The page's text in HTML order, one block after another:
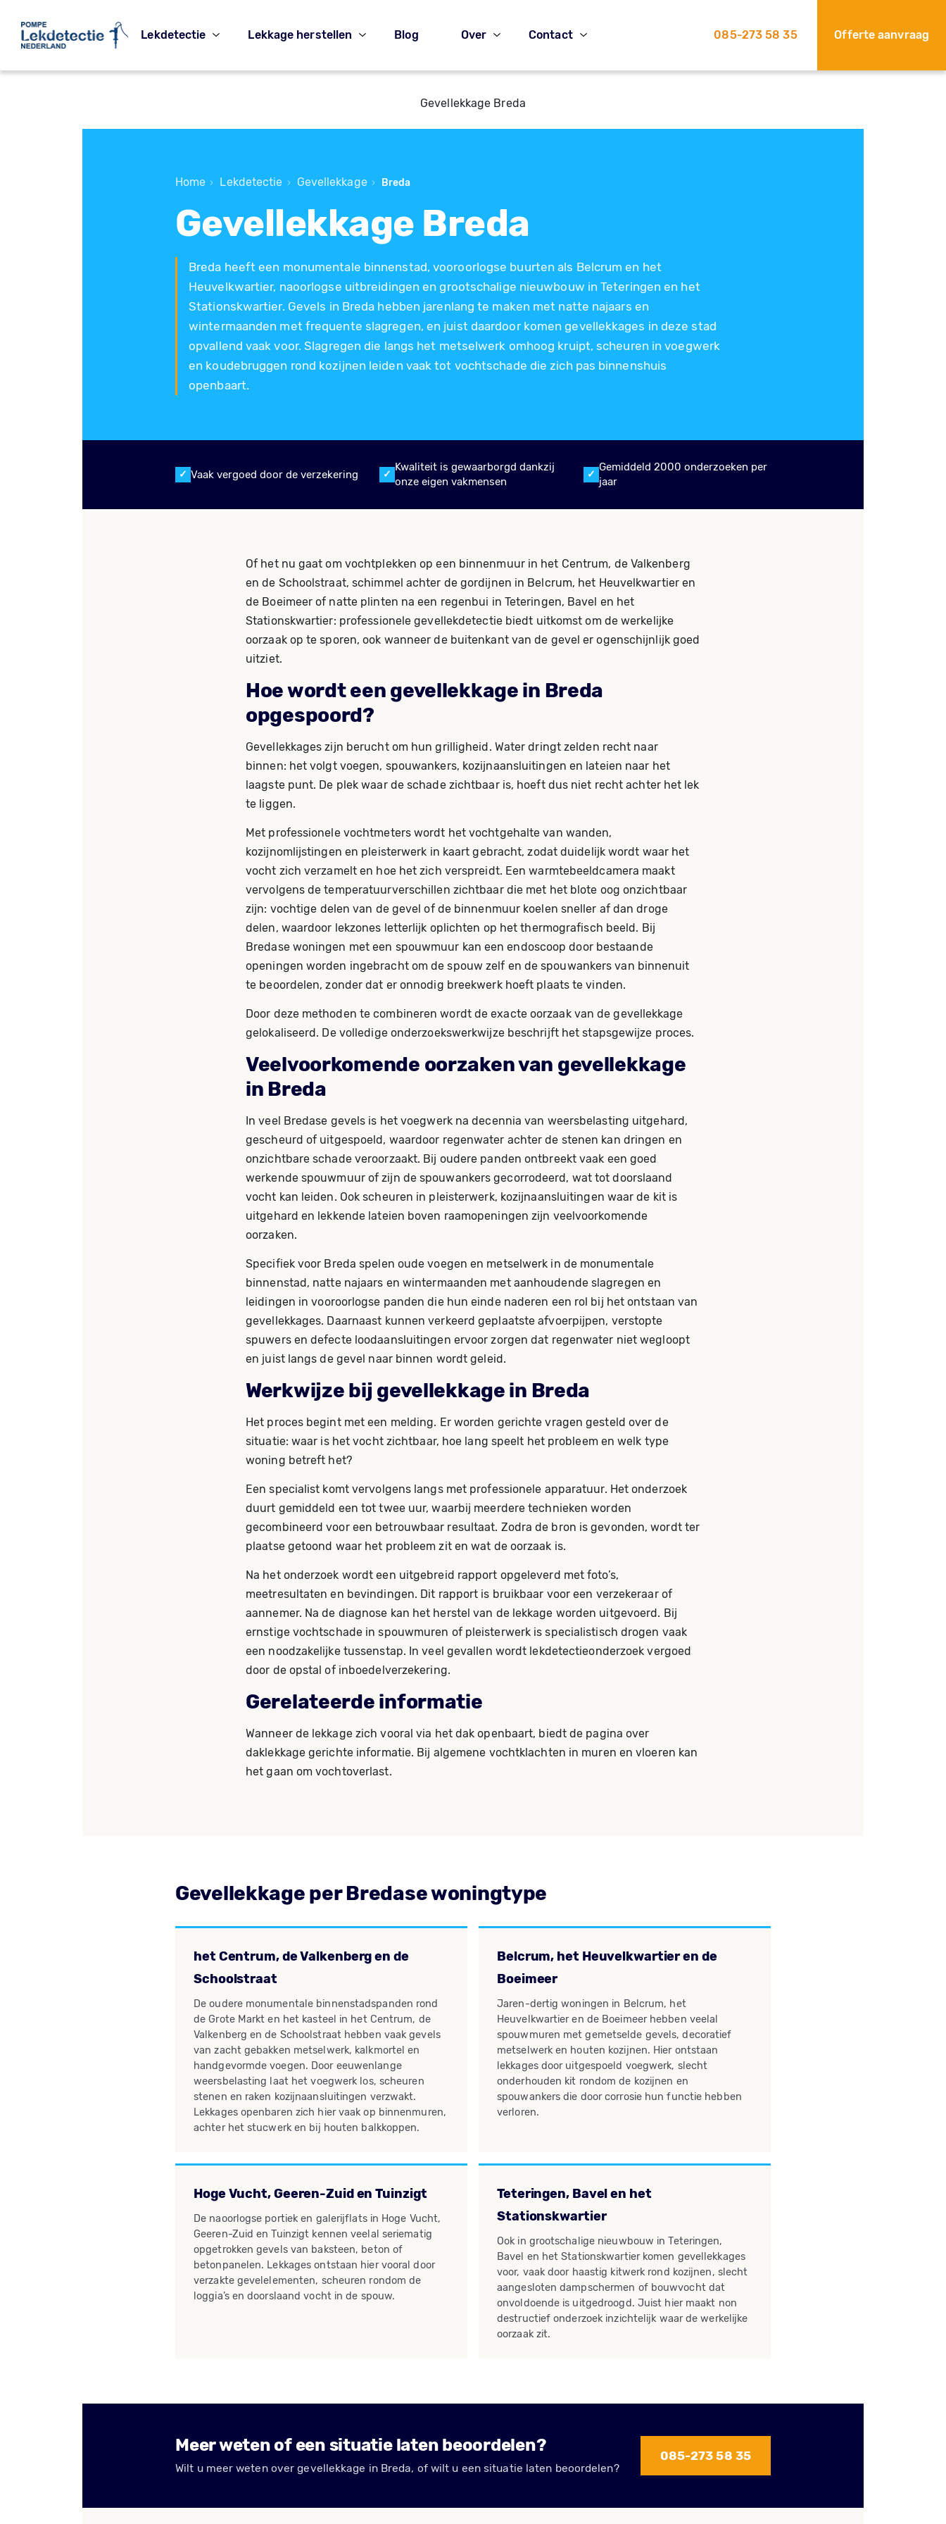
Lekdetectie Lekkage herstellen Blog Over Contact 085-273 58 35 Offerte aanvraag
Gevellekkage Breda
Home › Lekdetectie › Gevellekkage › Breda
Gevellekkage Breda
Breda heeft een monumentale binnenstad, vooroorlogse buurten als Belcrum en het
Heuvelkwartier, naoorlogse uitbreidingen en grootschalige nieuwbouw in Teteringen en het
Stationskwartier. Gevels in Breda hebben jarenlang te maken met natte najaars en
wintermaanden met frequente slagregen, en juist daardoor komen gevellekkages in deze stad
opvallend vaak voor. Slagregen die langs het metselwerk omhoog kruipt, scheuren in voegwerk
en koudebruggen rond kozijnen leiden vaak tot vochtschade die zich pas binnenshuis
openbaart.
Vaak vergoed door de verzekering
Kwaliteit is gewaarborgd dankzij
onze eigen vakmensen
Gemiddeld 2000 onderzoeken per
jaar
Of het nu gaat om vochtplekken op een binnenmuur in het Centrum, de Valkenberg
en de Schoolstraat, schimmel achter de gordijnen in Belcrum, het Heuvelkwartier en
de Boeimeer of natte plinten na een regenbui in Teteringen, Bavel en het
Stationskwartier: professionele gevellekdetectie biedt uitkomst om de werkelijke
oorzaak op te sporen, ook wanneer de buitenkant van de gevel er ogenschijnlijk goed
uitziet.
Hoe wordt een gevellekkage in Breda
opgespoord?
Gevellekkages zijn berucht om hun grilligheid. Water dringt zelden recht naar
binnen: het volgt voegen, spouwankers, kozijnaansluitingen en lateien naar het
laagste punt. De plek waar de schade zichtbaar is, hoeft dus niet recht achter het lek
te liggen.
Met professionele vochtmeters wordt het vochtgehalte van wanden,
kozijnomlijstingen en pleisterwerk in kaart gebracht, zodat duidelijk wordt waar het
vocht zich verzamelt en hoe het zich verspreidt. Een warmtebeeldcamera maakt
vervolgens de temperatuurverschillen zichtbaar die met het blote oog onzichtbaar
zijn: vochtige delen van de gevel of de binnenmuur koelen sneller af dan droge
delen, waardoor lekzones letterlijk oplichten op het thermografisch beeld. Bij
Bredase woningen met een spouwmuur kan een endoscoop door bestaande
openingen worden ingebracht om de spouw zelf en de spouwankers van binnenuit
te beoordelen, zonder dat er onnodig breekwerk hoeft plaats te vinden.
Door deze methoden te combineren wordt de exacte oorzaak van de gevellekkage
gelokaliseerd. De volledige onderzoekswerkwijze beschrijft het stapsgewijze proces.
Veelvoorkomende oorzaken van gevellekkage
in Breda
In veel Bredase gevels is het voegwerk na decennia van weersbelasting uitgehard,
gescheurd of uitgespoeld, waardoor regenwater achter de stenen kan dringen en
onzichtbare schade veroorzaakt. Bij oudere panden ontbreekt vaak een goed
werkende spouwmuur of zijn de spouwankers gecorrodeerd, wat tot doorslaand
vocht kan leiden. Ook scheuren in pleisterwerk, kozijnaansluitingen waar de kit is
uitgehard en lekkende lateien boven raamopeningen zijn veelvoorkomende
oorzaken.
Specifiek voor Breda spelen oude voegen en metselwerk in de monumentale
binnenstad, natte najaars en wintermaanden met aanhoudende slagregen en
leidingen in vooroorlogse panden die hun einde naderen een rol bij het ontstaan van
gevellekkages. Daarnaast kunnen verkeerd geplaatste afvoerpijpen, verstopte
spuwers en defecte loodaansluitingen ervoor zorgen dat regenwater niet wegloopt
en juist langs de gevel naar binnen wordt geleid.
Werkwijze bij gevellekkage in Breda
Het proces begint met een melding. Er worden gerichte vragen gesteld over de
situatie: waar is het vocht zichtbaar, hoe lang speelt het probleem en welk type
woning betreft het?
Een specialist komt vervolgens langs met professionele apparatuur. Het onderzoek
duurt gemiddeld een tot twee uur, waarbij meerdere technieken worden
gecombineerd voor een betrouwbaar resultaat. Zodra de bron is gevonden, wordt ter
plaatse getoond waar het probleem zit en wat de oorzaak is.
Na het onderzoek wordt een uitgebreid rapport opgeleverd met foto’s,
meetresultaten en bevindingen. Dit rapport is bruikbaar voor een verzekeraar of
aannemer. Na de diagnose kan het herstel van de lekkage worden uitgevoerd. Bij
ernstige vochtschade in spouwmuren of pleisterwerk is specialistisch drogen vaak
een noodzakelijke tussenstap. In veel gevallen wordt lekdetectieonderzoek vergoed
door de opstal of inboedelverzekering.
Gerelateerde informatie
Wanneer de lekkage zich vooral via het dak openbaart, biedt de pagina over
daklekkage gerichte informatie. Bij algemene vochtklachten in muren en vloeren kan
het gaan om vochtoverlast.
Gevellekkage per Bredase woningtype
het Centrum, de Valkenberg en de
Schoolstraat
De oudere monumentale binnenstadspanden rond
de Grote Markt en het kasteel in het Centrum, de
Valkenberg en de Schoolstraat hebben vaak gevels
van zacht gebakken metselwerk, kalkmortel en
handgevormde voegen. Door eeuwenlange
weersbelasting laat het voegwerk los, scheuren
stenen en raken kozijnaansluitingen verzwakt.
Lekkages openbaren zich hier vaak op binnenmuren,
achter het stucwerk en bij houten balkkoppen.
Belcrum, het Heuvelkwartier en de
Boeimeer
Jaren-dertig woningen in Belcrum, het
Heuvelkwartier en de Boeimeer hebben veelal
spouwmuren met gemetselde gevels, decoratief
metselwerk en houten kozijnen. Hier ontstaan
lekkages door uitgespoeld voegwerk, slecht
onderhouden kit rondom de kozijnen en
spouwankers die door corrosie hun functie hebben
verloren.
Hoge Vucht, Geeren-Zuid en Tuinzigt
De naoorlogse portiek en galerijflats in Hoge Vucht,
Geeren-Zuid en Tuinzigt kennen veelal seriematig
opgetrokken gevels van baksteen, beton of
betonpanelen. Lekkages ontstaan hier vooral door
verzakte gevelelementen, scheuren rondom de
loggia’s en doorslaand vocht in de spouw.
Teteringen, Bavel en het
Stationskwartier
Ook in grootschalige nieuwbouw in Teteringen,
Bavel en het Stationskwartier komen gevellekkages
voor, vaak door haastig kitwerk rond kozijnen, slecht
aangesloten dampschermen of bouwvocht dat
onvoldoende is uitgedroogd. Juist hier maakt non
destructief onderzoek inzichtelijk waar de werkelijke
oorzaak zit.
Meer weten of een situatie laten beoordelen?
Wilt u meer weten over gevellekkage in Breda, of wilt u een situatie laten beoordelen?
085-273 58 35